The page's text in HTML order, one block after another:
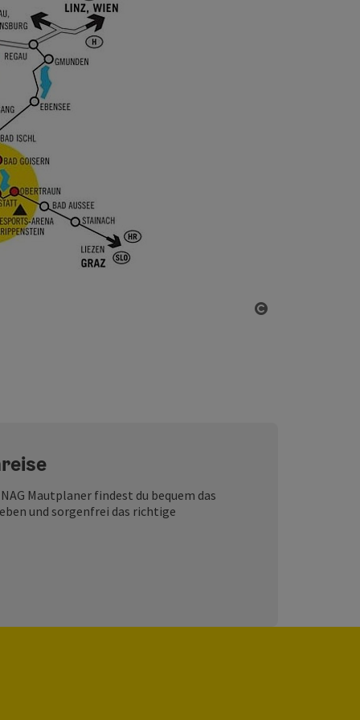
Mautplaner findest du bequem das
und sorgenfrei das richtige